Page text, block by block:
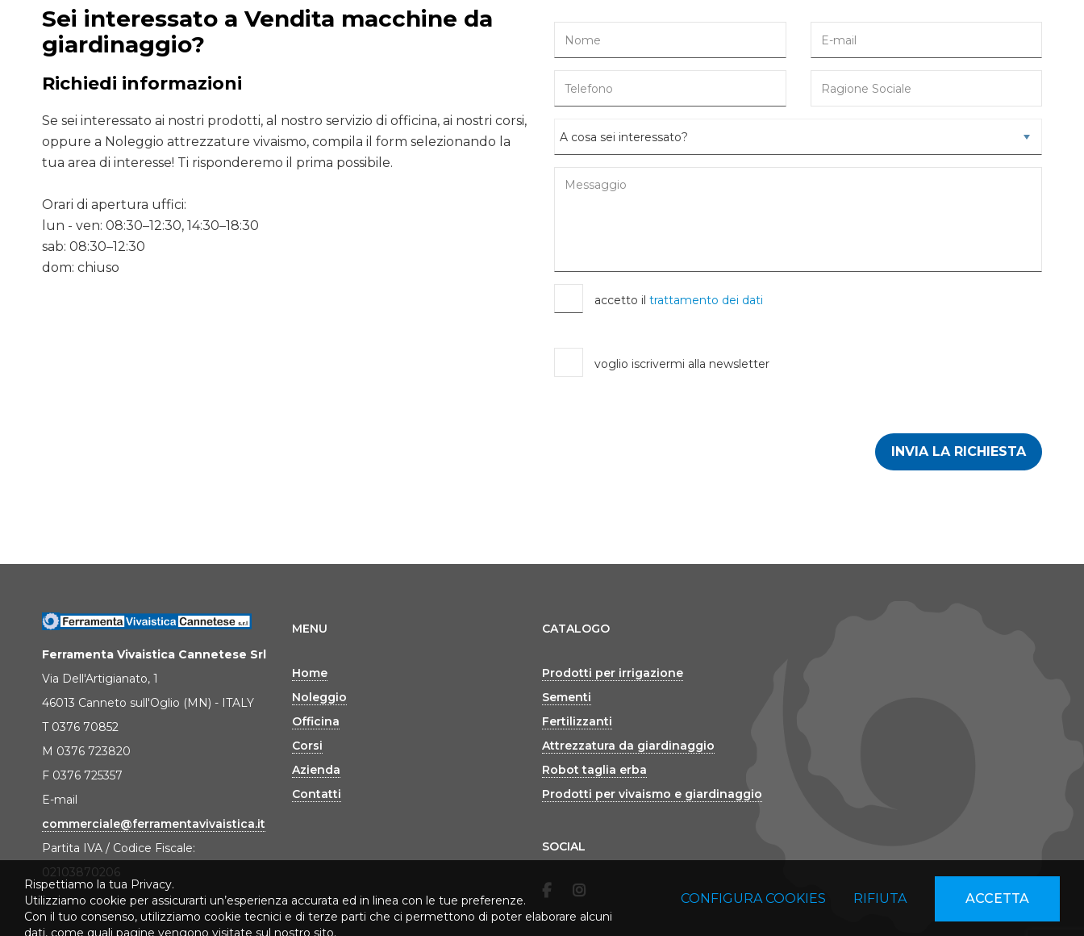
Sei interessato a Vendita macchine da
giardinaggio?
Richiedi informazioni
Se sei interessato ai nostri prodotti, al nostro servizio di officina, ai nostri corsi,
oppure a Noleggio attrezzature vivaismo, compila il form selezionando la
tua area di interesse! Ti risponderemo il prima possibile.
Orari di apertura uffici:
lun - ven: 08:30–12:30, 14:30–18:30
sab: 08:30–12:30
dom: chiuso
accetto il trattamento dei dati
voglio iscrivermi alla newsletter
INVIA LA RICHIESTA
Ferramenta Vivaistica Cannetese Srl
Via Dell'Artigianato, 1
46013 Canneto sull'Oglio (MN) - ITALY
T 0376 70852
M 0376 723820
F 0376 725357
E-mail
commerciale@ferramentavivaistica.it
Partita IVA / Codice Fiscale:
02103870206
MENU
Home
Noleggio
Officina
Corsi
Azienda
Contatti
CATALOGO
Prodotti per irrigazione
Sementi
Fertilizzanti
Attrezzatura da giardinaggio
Robot taglia erba
Prodotti per vivaismo e giardinaggio
SOCIAL
Rispettiamo la tua Privacy.
Utilizziamo cookie per assicurarti un’esperienza accurata ed in linea con le tue preferenze.
Con il tuo consenso, utilizziamo cookie tecnici e di terze parti che ci permettono di poter elaborare alcuni
dati, come quali pagine vengono visitate sul nostro sito.
CONFIGURA COOKIES RIFIUTA ACCETTA